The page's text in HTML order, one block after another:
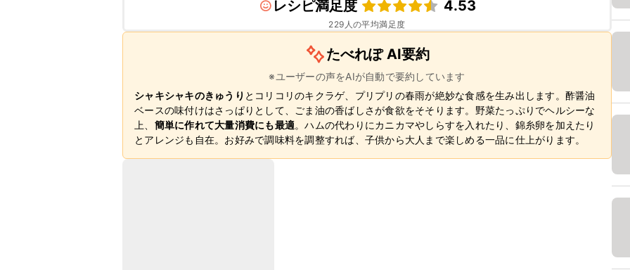
レシピ満足度
4.53
229 人の平均満足度
たべれぽ AI要約
※ユーザーの声をAIが自動で要約しています
シャキシャキのきゅうり とコリコリのキクラゲ、プリプリの春雨が絶妙な食感を生み出します。酢醤油
ベースの味付けはさっぱりとして、ごま油の香ばしさが食欲をそそります。野菜たっぷりでヘルシーな
上、 簡単に作れて大量消費にも最適。ハムの代わりにカニカマやしらすを入れたり、錦糸卵を加えたり
とアレンジも自在。お好みで調味料を調整すれば、子供から大人まで楽しめる一品に仕上がります。